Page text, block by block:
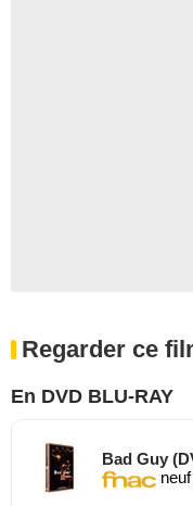
Regarder ce
En DVD BLU-RAY
Bad Guy